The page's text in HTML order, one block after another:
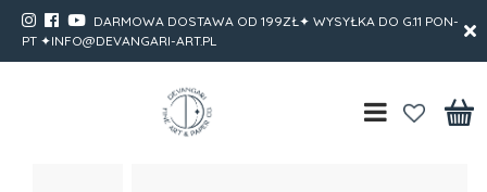
DARMOWA DOSTAWA OD 199ZŁ✦ WYSYŁKA DO G.11 PON-
PT ✦INFO@DEVANGARI-ART.PL